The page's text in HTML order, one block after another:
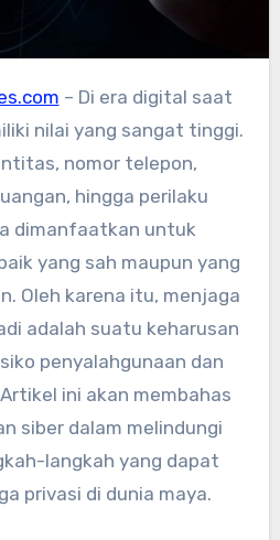
– Di era digital saat
nilai yang sangat tinggi.
nomor telepon,
hingga perilaku
dimanfaatkan untuk
yang sah maupun yang
Oleh karena itu, menjaga
adalah suatu keharusan
penyalahgunaan dan
ini akan membahas
siber dalam melindungi
langkah yang dapat
privasi di dunia maya.